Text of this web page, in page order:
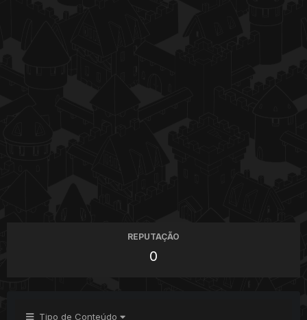
REPUTAÇÃO
0
Tipo de Conteúdo